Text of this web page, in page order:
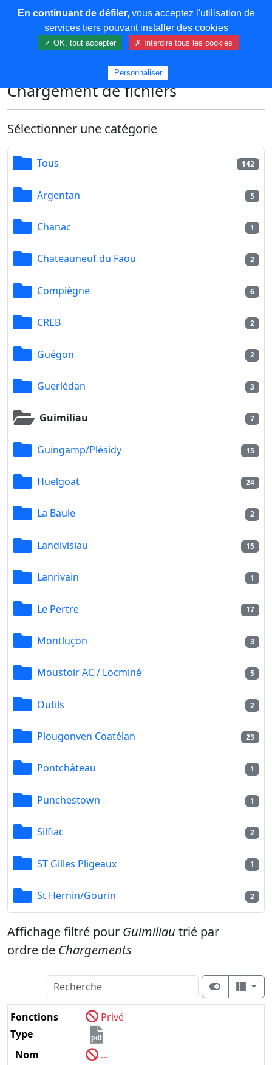
COREMA
Chargement de fichiers
Sélectionner une catégorie
Tous 142
Argentan 5
Chanac 1
Chateauneuf du Faou 2
Compiègne 6
CREB 2
Guégon 2
Guerlédan 3
Guimiliau 7
Guingamp/Plésidy 15
Huelgoat 24
La Baule 2
Landivisiau 15
Lanrivain 1
Le Pertre 17
Montluçon 3
Moustoir AC / Locminé 5
Outils 2
Plougonven Coatélan 23
Pontchâteau 1
Punchestown 1
Silfiac 2
ST Gilles Pligeaux 1
St Hernin/Gourin 2
Affichage filtré pour Guimiliau trié par
ordre de Chargements
Fonctions
Privé
Type
pdf
Nom
...
En continuant de défiler,vous acceptez l'utilisation de
services tiers pouvant installer des cookies
✓ OK, tout accepter ✗ Interdire tous les cookies
Personnaliser